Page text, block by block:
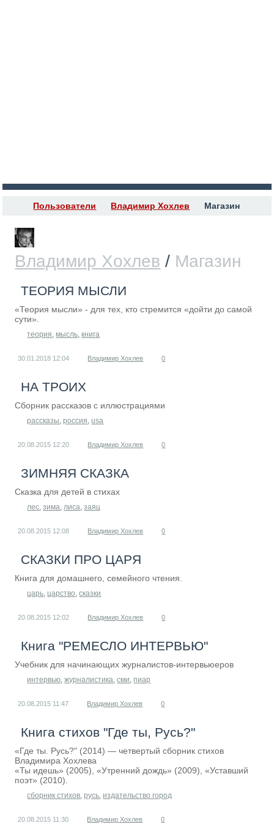
Пользователи Владимир Хохлев Магазин
Владимир Хохлев / Магазин
ТЕОРИЯ МЫСЛИ
«Теория мысли» - для тех, кто стремится «дойти до самой
сути».
теория, мысль,книга
30.01.2018 12:04 Владимир Хохлев 0
НА ТРОИХ
Сборник рассказов с иллюстрациями
рассказы,россия,usa
20.08.2015 12:20 Владимир Хохлев 0
ЗИМНЯЯ СКАЗКА
Сказка для детей в стихах
лес,зима,лиса,заяц
20.08.2015 12:08 Владимир Хохлев 0
СКАЗКИ ПРО ЦАРЯ
Книга для домашнего, семейного чтения.
царь, царство,сказки
20.08.2015 12:02 Владимир Хохлев 0
Книга "РЕМЕСЛО ИНТЕРВЬЮ"
Учебник для начинающих журналистов-интервьюеров
интервью,журналистика,сми, пиар
20.08.2015 11:47 Владимир Хохлев 0
Книга стихов "Где ты, Русь?"
«Где ты. Русь?" (2014) — четвертый сборник стихов
Владимира Хохлева
«Ты идешь» (2005), «Утренний дождь» (2009), «Уставший
поэт» (2010).
сборник стихов,русь, издательство город
20.08.2015 11:30 Владимир Хохлев 0